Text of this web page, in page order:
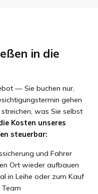
in die
— Sie buchen nur,
gehen
was Sie selbst
Kosten unseres
steuerbar:
und Fahrer
Ort wieder aufbauen
in Leihe oder zum Kauf
Team